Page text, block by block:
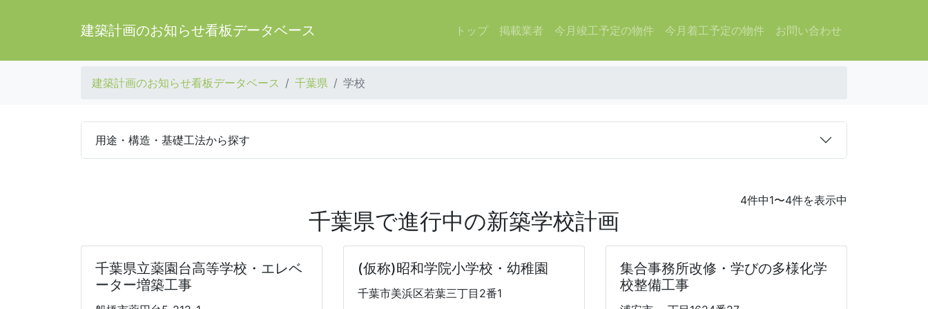
建築計画のお知らせ看板データベース トップ 掲載業者 今月竣工予定の物件 今月着工予定の物件 お問い合わせ
建築計画のお知らせ看板データベース 千葉県 学校
用途・構造・基礎工法から探す
4件中1〜4件を表示中
千葉県で進行中の新築学校計画
千葉県立薬園台高等学校・エレベ
ーター増築工事
(仮称)昭和学院小学校・幼稚園
千葉市美浜区若葉三丁目2番1
集合事務所改修・学びの多様化学
校整備工事